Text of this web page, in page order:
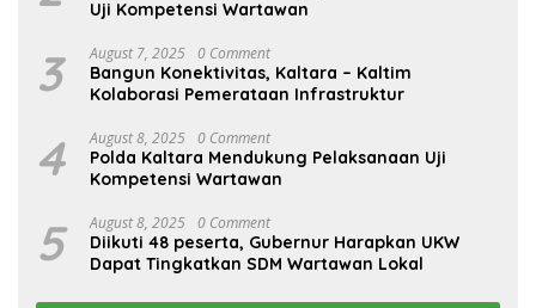
Uji Kompetensi Wartawan
3 August 7, 2025 0 Comment
Bangun Konektivitas, Kaltara – Kaltim
Kolaborasi Pemerataan Infrastruktur
4 August 8, 2025 0 Comment
Polda Kaltara Mendukung Pelaksanaan Uji
Kompetensi Wartawan
5 August 8, 2025 0 Comment
Diikuti 48 peserta, Gubernur Harapkan UKW
Dapat Tingkatkan SDM Wartawan Lokal